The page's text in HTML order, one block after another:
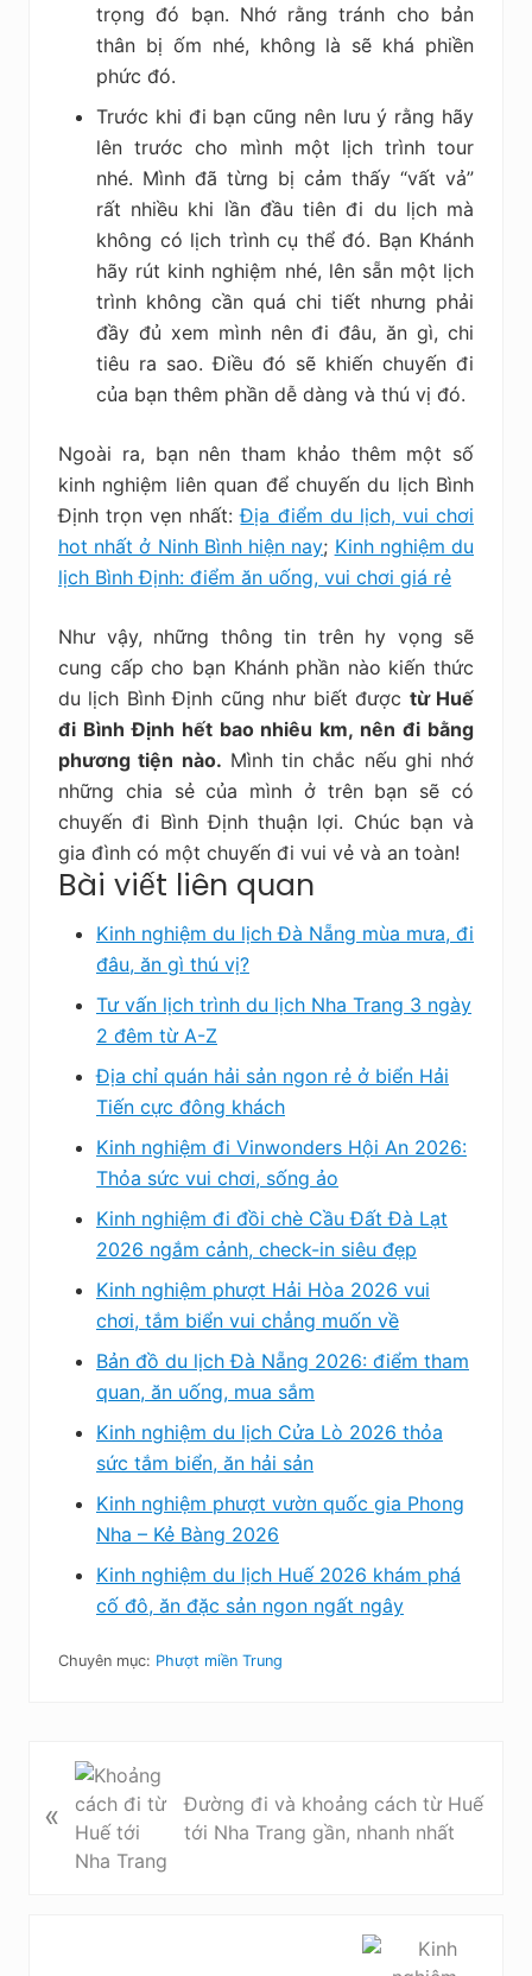
trọng đó bạn. Nhớ rằng tránh cho bản
thân bị ốm nhé, không là sẽ khá phiền
phức đó.
Trước khi đi bạn cũng nên lưu ý rằng hãy
lên trước cho mình một lịch trình tour
nhé. Mình đã từng bị cảm thấy “vất vả”
rất nhiều khi lần đầu tiên đi du lịch mà
không có lịch trình cụ thể đó. Bạn Khánh
hãy rút kinh nghiệm nhé, lên sẵn một lịch
trình không cần quá chi tiết nhưng phải
đầy đủ xem mình nên đi đâu, ăn gì, chi
tiêu ra sao. Điều đó sẽ khiến chuyến đi
của bạn thêm phần dễ dàng và thú vị đó.
Ngoài ra, bạn nên tham khảo thêm một số
kinh nghiệm liên quan để chuyến du lịch Bình
Định trọn vẹn nhất:Địa điểm du lịch, vui chơi
hot nhất ở Ninh Bình hiện nay; Kinh nghiệm du
lịch Bình Định: điểm ăn uống, vui chơi giá rẻ
Như vậy, những thông tin trên hy vọng sẽ
cung cấp cho bạn Khánh phần nào kiến thức
du lịch Bình Định cũng như biết được từ Huế
đi Bình Định hết bao nhiêu km, nên đi bằng
phương tiện nào. Mình tin chắc nếu ghi nhớ
những chia sẻ của mình ở trên bạn sẽ có
chuyến đi Bình Định thuận lợi. Chúc bạn và
gia đình có một chuyến đi vui vẻ và an toàn!
Bài viết liên quan
Kinh nghiệm du lịch Đà Nẵng mùa mưa, đi
đâu, ăn gì thú vị?
Tư vấn lịch trình du lịch Nha Trang 3 ngày
2 đêm từ A-Z
Địa chỉ quán hải sản ngon rẻ ở biển Hải
Tiến cực đông khách
Kinh nghiệm đi Vinwonders Hội An 2026:
Thỏa sức vui chơi, sống ảo
Kinh nghiệm đi đồi chè Cầu Đất Đà Lạt
2026 ngắm cảnh, check-in siêu đẹp
Kinh nghiệm phượt Hải Hòa 2026 vui
chơi, tắm biển vui chẳng muốn về
Bản đồ du lịch Đà Nẵng 2026: điểm tham
quan, ăn uống, mua sắm
Kinh nghiệm du lịch Cửa Lò 2026 thỏa
sức tắm biển, ăn hải sản
Kinh nghiệm phượt vườn quốc gia Phong
Nha – Kẻ Bàng 2026
Kinh nghiệm du lịch Huế 2026 khám phá
cố đô, ăn đặc sản ngon ngất ngây
Chuyên mục: Phượt miền Trung
i
«
Đường đi và khoảng cách từ Huế
tới Nha Trang gần, nhanh nhất